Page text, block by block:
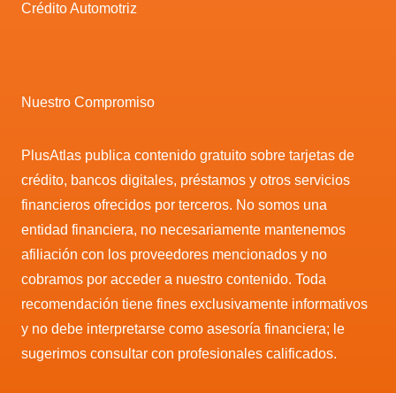
Crédito Automotriz
Nuestro Compromiso
PlusAtlas publica contenido gratuito sobre tarjetas de
crédito, bancos digitales, préstamos y otros servicios
financieros ofrecidos por terceros. No somos una
entidad financiera, no necesariamente mantenemos
afiliación con los proveedores mencionados y no
cobramos por acceder a nuestro contenido. Toda
recomendación tiene fines exclusivamente informativos
y no debe interpretarse como asesoría financiera; le
sugerimos consultar con profesionales calificados.